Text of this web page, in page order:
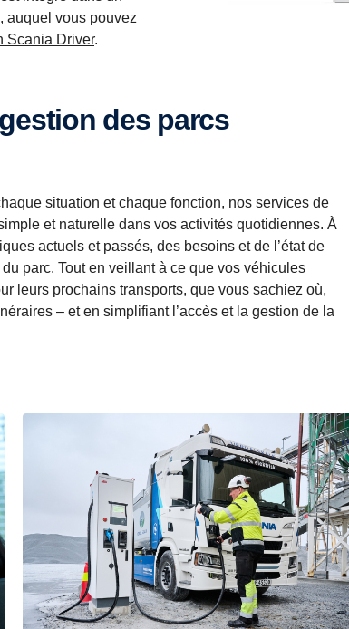
auquel vous pouvez
Scania Driver.
situation et chaque fonction, nos services de
et naturelle dans vos activités quotidiennes. À
actuels et passés, des besoins et de l’état de
parc. Tout en veillant à ce que vos véhicules
leurs prochains transports, que vous sachiez où,
– et en simplifiant l’accès et la gestion de la